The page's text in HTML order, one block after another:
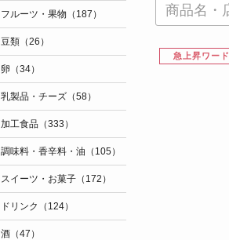
急上昇ワード
フルーツ・果物（187）
豆類（26）
卵（34）
乳製品・チーズ（58）
加工食品（333）
調味料・香辛料・油（105）
スイーツ・お菓子（172）
ドリンク（124）
酒（47）